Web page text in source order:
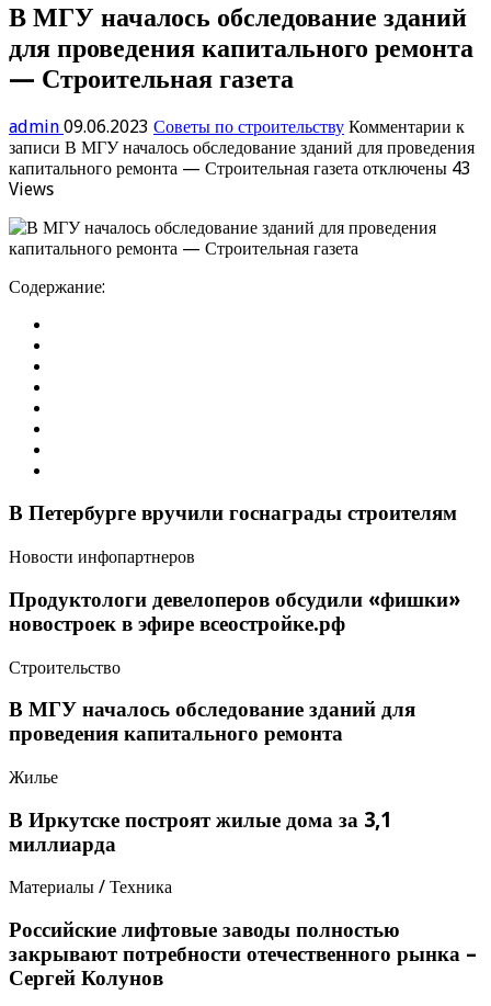
В МГУ началось обследование зданий
для проведения капитального ремонта
— Строительная газета
admin 09.06.2023 Советы по строительству Комментарии к
записи В МГУ началось обследование зданий для проведения
капитального ремонта — Строительная газета отключены 43
Views
Содержание:
В Петербурге вручили госнаграды строителям
Новости инфопартнеров
Продуктологи девелоперов обсудили «фишки»
новостроек в эфире всеостройке.рф
Строительство
В МГУ началось обследование зданий для
проведения капитального ремонта
Жилье
В Иркутске построят жилые дома за 3,1
миллиарда
Материалы / Техника
Российские лифтовые заводы полностью
закрывают потребности отечественного рынка –
Сергей Колунов